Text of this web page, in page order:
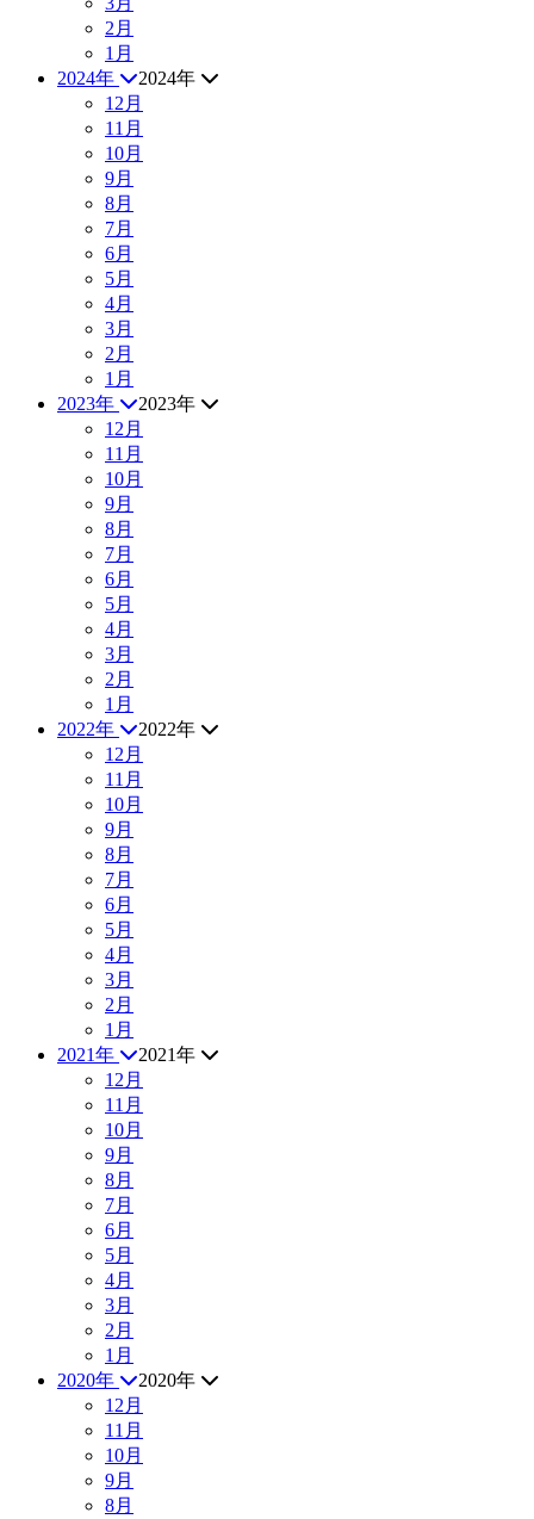
2月
1月
2024年
2024年
12月
11月
10月
9月
8月
7月
6月
5月
4月
3月
2月
1月
2023年
2023年
12月
11月
10月
9月
8月
7月
6月
5月
4月
3月
2月
1月
2022年
2022年
12月
11月
10月
9月
8月
7月
6月
5月
4月
3月
2月
1月
2021年
2021年
12月
11月
10月
9月
8月
7月
6月
5月
4月
3月
2月
1月
2020年
2020年
12月
11月
10月
9月
8月